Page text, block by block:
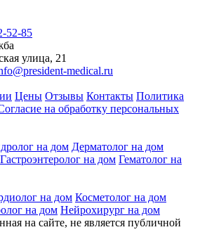
52-85
улица, 21
medical.ru
Цены Отзывы Контакты Политика
на обработку персональных
на дом Дерматолог на дом
Гастроэнтеролог на дом Гематолог на
на дом Косметолог на дом
на дом Нейрохирург на дом
на сайте, не является публичной